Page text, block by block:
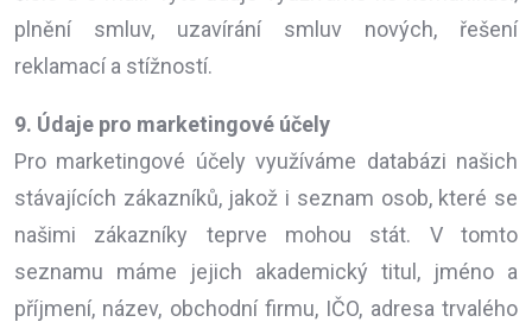
plnění smluv, uzavírání smluv nových, řešení
reklamací a stížností.
9. Údaje pro marketingové účely
Pro marketingové účely využíváme databázi našich
stávajících zákazníků, jakož i seznam osob, které se
našimi zákazníky teprve mohou stát. V tomto
seznamu máme jejich akademický titul, jméno a
příjmení, název, obchodní firmu, IČO, adresa trvalého